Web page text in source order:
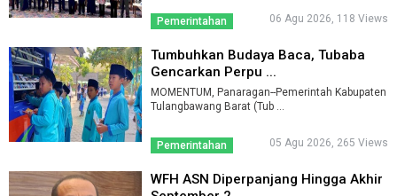
Pemerintahan 06 Agu 2026, 118 Views
Tumbuhkan Budaya Baca, Tubaba
Gencarkan Perpu ...
MOMENTUM, Panaragan--Pemerintah Kabupaten
Tulangbawang Barat (Tub ...
Pemerintahan 05 Agu 2026, 265 Views
WFH ASN Diperpanjang Hingga Akhir